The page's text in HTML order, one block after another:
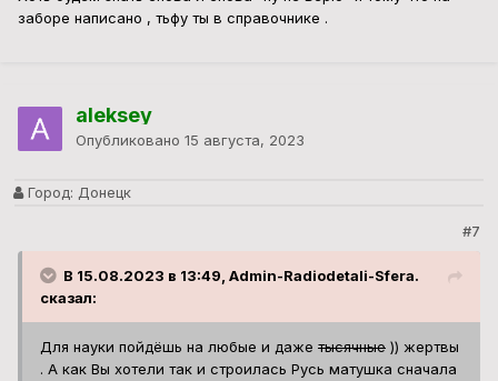
заборе написано , тьфу ты в справочнике .
aleksey
Опубликовано 15 августа, 2023
Город: Донецк
#7
В 15.08.2023 в 13:49, Admin-Radiodetali-Sfera.
сказал:
Для науки пойдёшь на любые и даже тысячные )) жертвы
. А как Вы хотели так и строилась Русь матушка сначала